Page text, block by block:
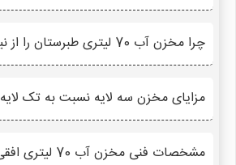
چرا مخزن آب 70 لیتری طبرستان را از نیلان واتر بخرید؟
مزایای مخزن سه لایه نسبت به تک لایه
مشخصات فنی مخزن آب 70 لیتری افقی سه لایه طبرستان